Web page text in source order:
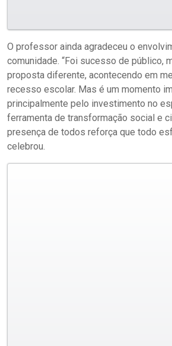
O professor ainda agradeceu o
comunidade. “Foi sucesso de público,
proposta diferente, acontecendo em
recesso escolar. Mas é um momento
principalmente pelo investimento no
ferramenta de transformação social e
presença de todos reforça que todo
celebrou.